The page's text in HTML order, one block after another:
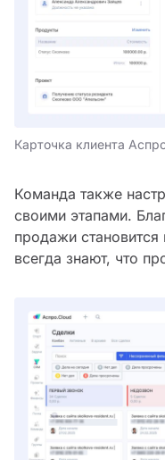
Карточка клиента
Команда также
своими этапами.
продажи
всегда знают, что